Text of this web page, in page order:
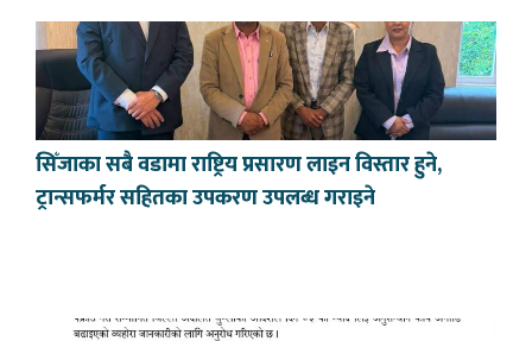
सिँजाका सबै वडामा राष्ट्रिय प्रसारण लाइन विस्तार हुने,
ट्रान्सफर्मर सहितका उपकरण उपलब्ध गराइने